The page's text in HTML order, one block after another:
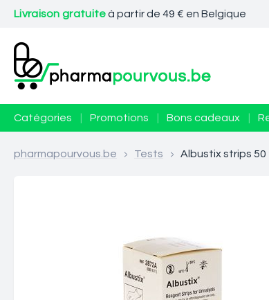
Livraison gratuiteà partir de 49 € en Belgique
Catégories Promotions Bons cadeaux
pharmapourvous.be > Tests > Albustix strips 50